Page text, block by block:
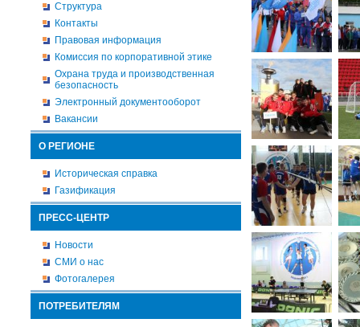
Структура
Контакты
Правовая информация
Комиссия по корпоративной этике
Охрана труда и производственная
безопасность
Электронный документооборот
Вакансии
О РЕГИОНЕ
Историческая справка
Газификация
ПРЕСС-ЦЕНТР
Новости
СМИ о нас
Фотогалерея
ПОТРЕБИТЕЛЯМ